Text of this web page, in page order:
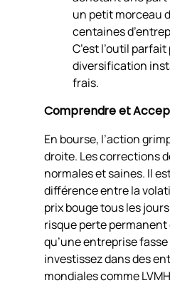
un petit morceau
centaines
C’est l’outil
diversification
frais.
Comprendre et
En bourse, l’action
droite. Les corrections
normales et saines. Il
différence entre la
prix bouge tous les
risque perte
qu’une entreprise
investissez dans des
mondiales comme